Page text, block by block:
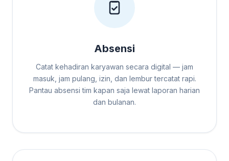
Absensi
Catat kehadiran karyawan secara digital — jam
masuk, jam pulang, izin, dan lembur tercatat rapi.
Pantau absensi tim kapan saja lewat laporan harian
dan bulanan.